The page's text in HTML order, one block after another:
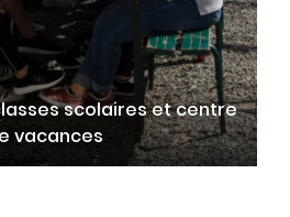
scolaires et centre
vacances